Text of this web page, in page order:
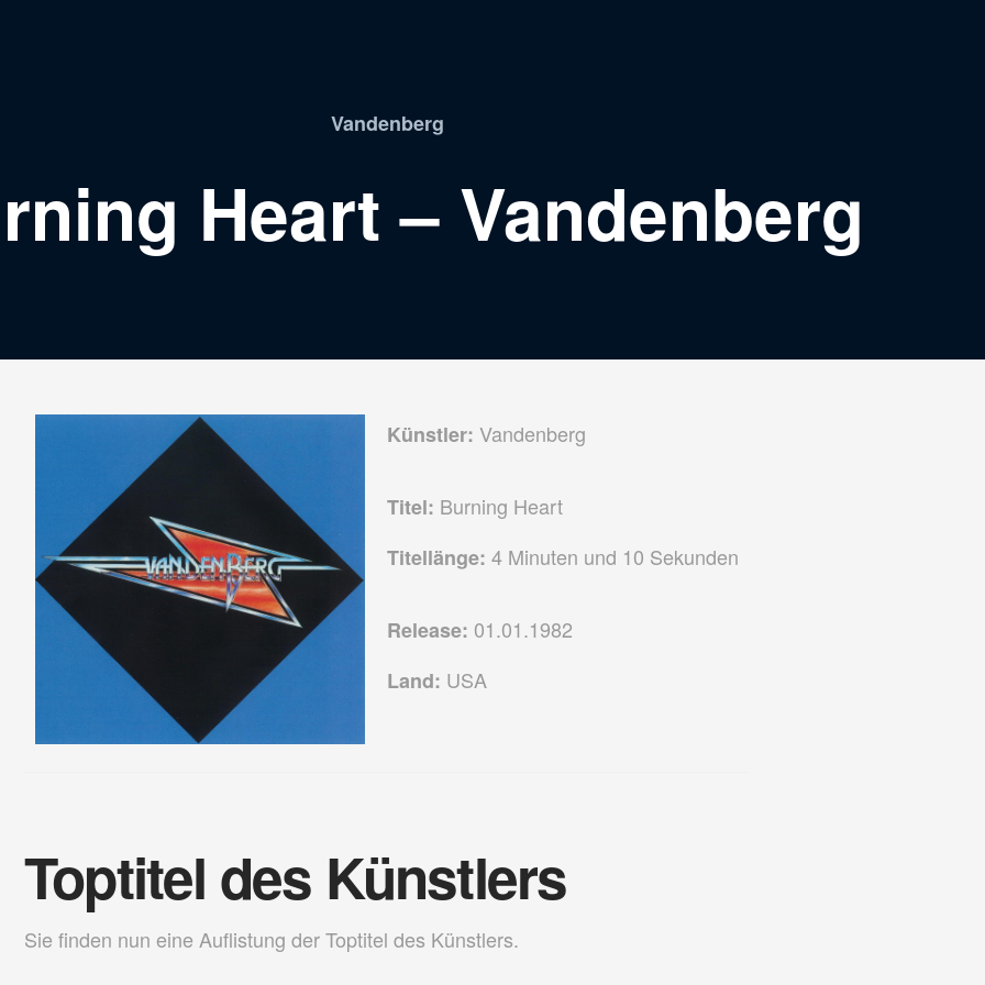
Vandenberg
Heart – Vandenberg
Künstler: Vandenberg
Titel: Burning Heart
Titellänge: 4 Minuten und 10 Sekunden
Release: 01.01.1982
Land: USA
Toptitel des Künstlers
Sie finden nun eine Auflistung der Toptitel des Künstlers.